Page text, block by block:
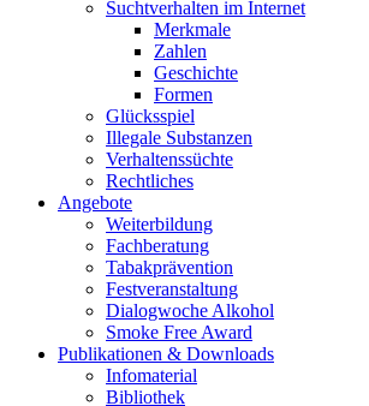
Suchtverhalten im Internet
Merkmale
Zahlen
Geschichte
Formen
Glücksspiel
Illegale Substanzen
Verhaltenssüchte
Rechtliches
Angebote
Weiterbildung
Fachberatung
Tabakprävention
Festveranstaltung
Dialogwoche Alkohol
Smoke Free Award
Publikationen & Downloads
Infomaterial
Bibliothek